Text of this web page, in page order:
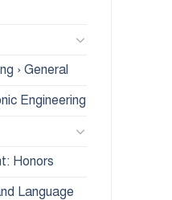
› General
Engineering
Honors
Language